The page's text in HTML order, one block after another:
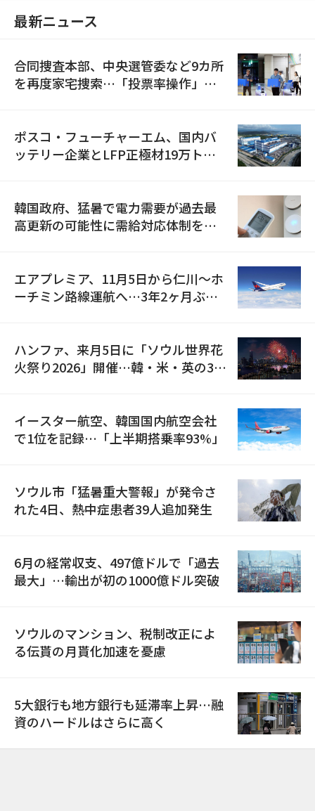
最新ニュース
合同捜査本部、中央選管委など9カ所
を再度家宅捜索…「投票率操作」の
ポスコ・フューチャーエム、国内バ
ッテリー企業とLFP正極材19万トン
韓国政府、猛暑で電力需要が過去最
高更新の可能性に需給対応体制を点
エアプレミア、11月5日から仁川〜ホ
ーチミン路線運航へ…3年2ヶ月ぶり
ハンファ、来月5日に「ソウル世界花
火祭り2026」開催…韓・米・英の3カ
イースター航空、韓国国内航空会社
で1位を記録…「上半期搭乗率93%」
ソウル市「猛暑重大警報」が発令さ
れた4日、熱中症患者39人追加発生
6月の経常収支、497億ドルで「過去
最大」…輸出が初の1000億ドル突破
ソウルのマンション、税制改正によ
る伝貰の月貰化加速を憂慮
5大銀行も地方銀行も延滞率上昇…融
資のハードルはさらに高く